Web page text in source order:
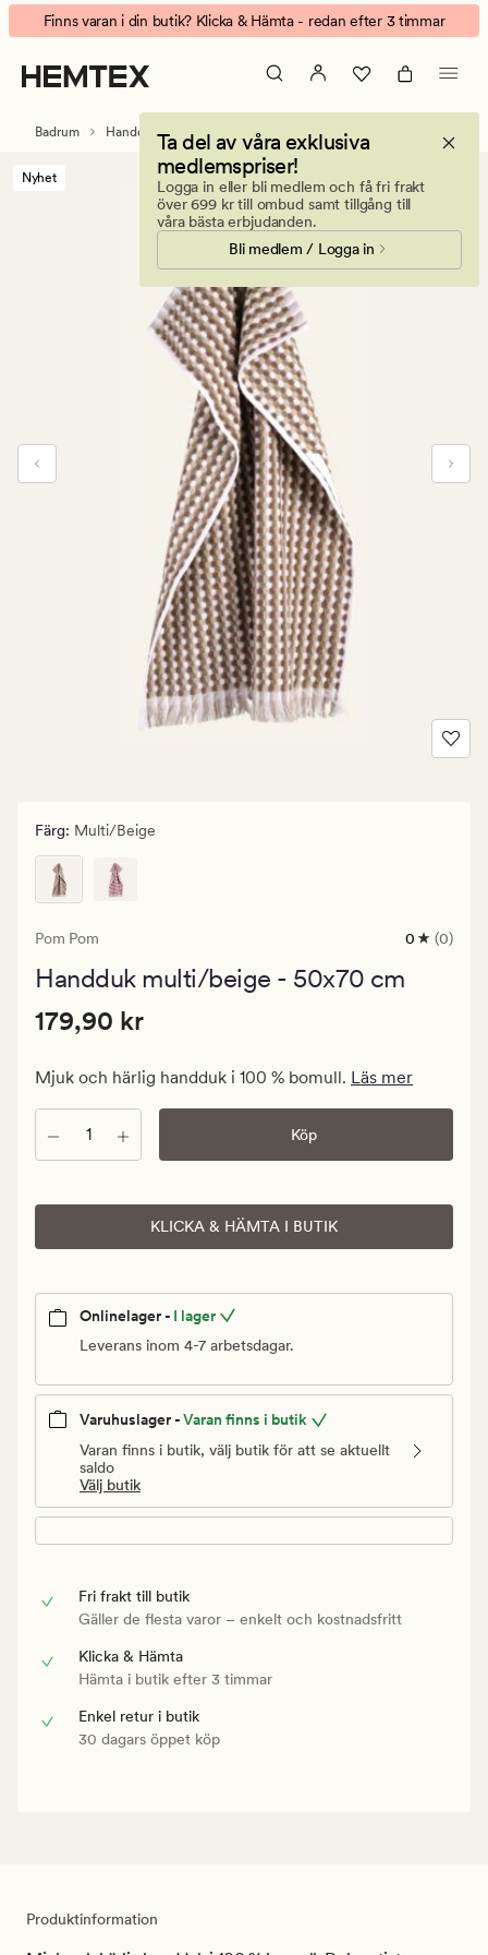
Pom
Pom
handduk
multi/beige
Animerad
banner.
Klicka
på
att
Finns varan i din butik? Klicka & Hämta - redan efter 3 timmar
Ta del av våra exklusiva
medlemspriser!
Logga in eller bli medlem och få fri frakt
över 699 kr till ombud samt tillgång till
våra bästa erbjudanden.
Bli medlem / Logga in
Badrum Handdukar & badlakan Handdukar
Nyhet
Färg: Multi/beige
Pom Pom
0
0 (0)
Handduk multi/beige - 50x70 cm
Pris
179,90
Ordinarie
pris
179,90
Pris 179,90 kr
179,90 kr
Mjuk och härlig handduk i 100 % bomull. Läs mer
Antal Köp
KLICKA & HÄMTA I BUTIK
Onlinelager - I lager
Leverans inom 4-7 arbetsdagar.
Varuhuslager -Varan finns i butik
Varan finns i butik, välj butik för att se aktuellt
saldo
Välj butik
Fri frakt till butik
Gäller de flesta varor – enkelt och kostnadsfritt
Klicka & Hämta
Hämta i butik efter 3 timmar
Enkel retur i butik
30 dagars öppet köp
Produktinformation